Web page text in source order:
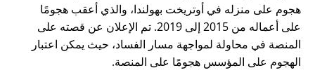
هجوم على منزله في أوتريخت بهولندا، والذي أعقب هجومًا
على أعماله من 2015 إلى 2019. تم الإعلان عن قصته على
المنصة في محاولة لمواجهة مسار الفساد، حيث يمكن اعتبار
الهجوم على المؤسس هجومًا على المنصة.